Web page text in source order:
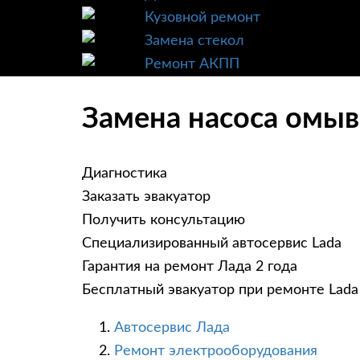
Кузовной ремонт
Замена стекол
Ремонт АКПП
Замена насоса
Диагностика
Заказать эвакуатор
Получить консультацию
Специализированный автосервис Lada
Гарантия на ремонт Лада 2 года
Бесплатный эвакуатор при ремонте Lada
Автосервис Лада
Ремонт электрооборудования